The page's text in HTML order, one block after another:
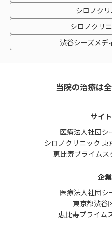
シロノク
シロノクリ
渋谷シーズメデ
当院の治療は
サイ
医療法人社団シ
シロノクリニック
恵比寿プライムス
企
医療法人社団シ
東京都渋谷
恵比寿プライム